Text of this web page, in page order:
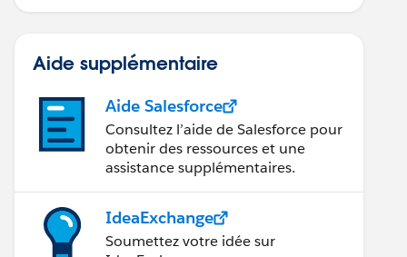
Aide supplémentaire
Aide Salesforce
Consultez l’aide de Salesforce pour
obtenir des ressources et une
assistance supplémentaires.
IdeaExchange
Soumettez votre idée sur